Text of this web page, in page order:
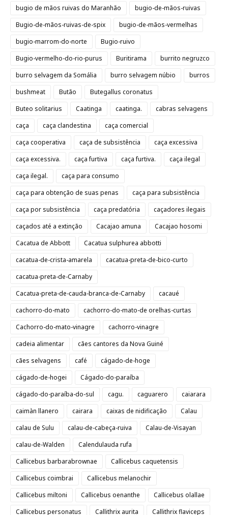
bugio de mãos ruivas do Maranhão
bugio-de-mãos-ruivas
Bugio-de-mãos-ruivas-de-spix
bugio-de-mãos-vermelhas
bugio-marrom-do-norte
Bugio-ruivo
Bugio-vermelho-do-rio-purus
Buritirama
burrito negruzco
burro selvagem da Somália
burro selvagem núbio
burros
bushmeat
Butão
Butegallus coronatus
Buteo solitarius
Caatinga caatinga.
cabras selvagens
caça
caça clandestina
caça comercial
caça cooperativa
caça de subsistência
caça excessiva
caça excessiva.
caça furtiva caça furtiva.
caça ilegal
caça ilegal.
caça para consumo
caça para obtenção de suas penas
caça para subsistência
caça por subsistência
caça predatória
caçadores ilegais
caçados até a extinção
Cacajao amuna
Cacajao hosomi
Cacatua de Abbott
Cacatua sulphurea abbotti
cacatua-de-crista-amarela
cacatua-preta-de-bico-curto
cacatua-preta-de-Carnaby
Cacatua-preta-de-cauda-branca-de-Carnaby
cacaué
cachorro-do-mato
cachorro-do-mato-de orelhas-curtas
Cachorro-do-mato-vinagre
cachorro-vinagre
cadeia alimentar
cães cantores da Nova Guiné
cães selvagens
café
cágado-de-hoge
cágado-de-hogei
Cágado-do-paraíba
cágado-do-paraíba-do-sul
cagu. caguarero
caiarara
caimàn llanero
cairara caixas de nidificação
Calau
calau de Sulu
calau-de-cabeça-ruiva
Calau-de-Visayan
calau-de-Walden
Calendulauda rufa
Callicebus barbarabrownae
Callicebus caquetensis
Callicebus coimbrai
Callicebus melanochir
Callicebus miltoni
Callicebus oenanthe
Callicebus olallae
Callicebus personatus
Callithrix aurita
Callithrix flaviceps